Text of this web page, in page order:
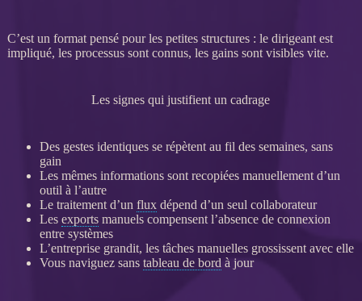
C’est un format pensé pour les petites structures : le dirigeant est
impliqué, les processussont connus, les gains sont visibles vite.
Les signes qui justifient un cadrage
Des gestes identiques se répètent au fil des semaines, sans
gain
Les mêmes informations sont recopiées manuellement d’un
outil à l’autre
Le traitement d’un fluxdépend d’un seul collaborateur
Les exportsmanuels compensent l’absence de connexion
entre systèmes
L’entreprise grandit, les tâches manuelles grossissent avec elle
Vous naviguez sans tableau de bord à jour